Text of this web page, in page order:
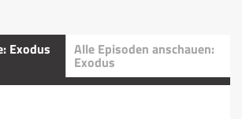
Exodus Alle Episoden anschauen:
Exodus